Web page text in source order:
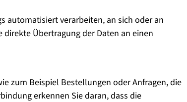
automatisiert verarbeiten, an sich oder an
Übertragung der Daten an einen
zum Beispiel Bestellungen oder Anfragen, die
erkennen Sie daran, dass die